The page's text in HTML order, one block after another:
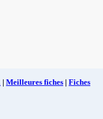
| Meilleures fiches | Fiches